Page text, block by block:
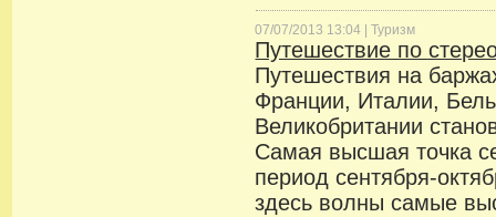
07/07/2013 13:04 |Туризм
Путешествие по
Путешествия на
Франции, Италии,
Великобритании
Самая высшая точка
период сентября-
здесь волны самые